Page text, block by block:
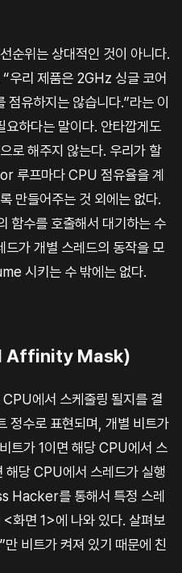
순위는 상대적인 것이 아니다.
우리 제품은 2GHz 싱글 코어
유하지는 않습니다.”라는 이
요하다는 말이다. 안타깝게도
로 해주지 않는다. 우리가 할
루프마다 CPU 점유율을 계
만들어주는 것 외에는 없다.
함수를 호출해서 대기하는 수
드가 개별 스레드의 동작을 모
시키는 수 밖에는 없다.
Affinity Mask)
에서 스케줄링 될지를 결
정수로 표현되며, 개별 비트가
트가 1이면 해당 CPU에서 스
해당 CPU에서 스레드가 실행
Hacker를 통해서 특정 스레
화면 1>에 나와 있다. 살펴보
비트가 켜져 있기 때문에 친